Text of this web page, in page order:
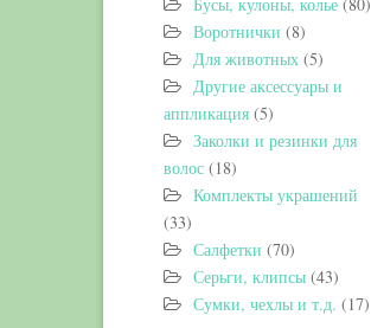
Воротнички (8)
Для животных (5)
Другие аксессуары и
аппликация (5)
Заколки и резинки для
волос (18)
Комплекты украшений
(33)
Салфетки (70)
Серьги, клипсы (43)
Сумки, чехлы и т.д. (17)